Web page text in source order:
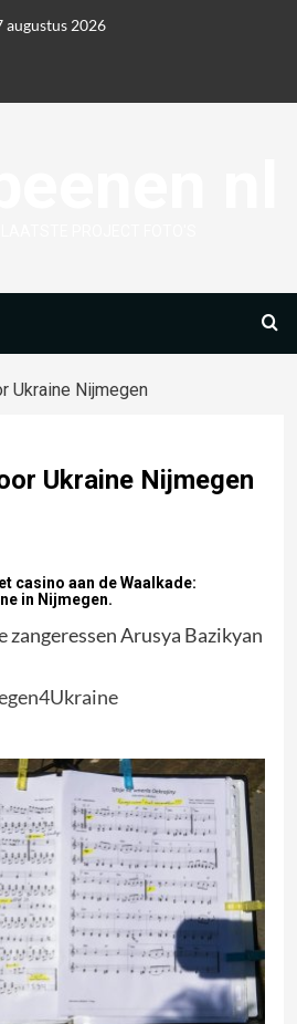
augustus 2026
Ukraine Nijmegen
Ukraine Nijmegen
casino aan de Waalkade:
in Nijmegen.
zangeressen Arusya Bazikyan